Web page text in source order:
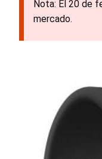
Nota: El 20 de
mercado.